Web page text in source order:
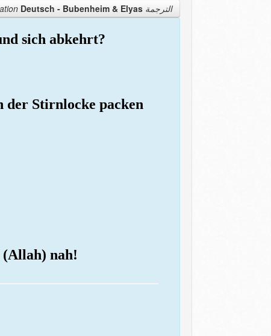
الترجمة Translation Deutsch - Bubenheim & Elyas
sich abkehrt?
der Stirnlocke packen
(Allah) nah!